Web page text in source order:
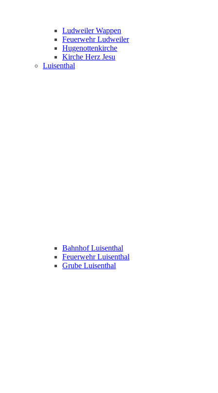
Ludweiler Wappen
Feuerwehr Ludweiler
Hugenottenkirche
Kirche Herz Jesu
Luisenthal
Bahnhof Luisenthal
Feuerwehr Luisenthal
Grube Luisenthal